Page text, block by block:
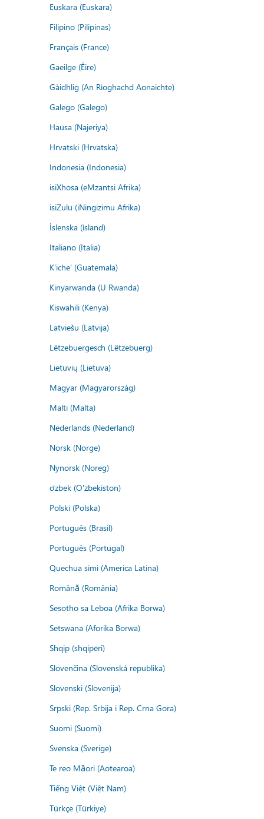
Euskara (Euskara)
Filipino (Pilipinas)
Français (France)
Gaeilge (Éire)
Gàidhlig (An Rìoghachd Aonaichte)
Galego (Galego)
Hausa (Najeriya)
Hrvatski (Hrvatska)
Indonesia (Indonesia)
isiXhosa (eMzantsi Afrika)
isiZulu (iNingizimu Afrika)
Íslenska (ísland)
Italiano (Italia)
K'iche' (Guatemala)
Kinyarwanda (U Rwanda)
Kiswahili (Kenya)
Latviešu (Latvija)
Lëtzebuergesch (Lëtzebuerg)
Lietuvių (Lietuva)
Magyar (Magyarország)
Malti (Malta)
Nederlands (Nederland)
Norsk (Norge)
Nynorsk (Noreg)
o'zbek (O'zbekiston)
Polski (Polska)
Português (Brasil)
Português (Portugal)
Quechua simi (America Latina)
Română (România)
Sesotho sa Leboa (Afrika Borwa)
Setswana (Aforika Borwa)
Shqip (shqipëri)
Slovenčina (Slovenská republika)
Slovenski (Slovenija)
Srpski (Rep. Srbija i Rep. Crna Gora)
Suomi (Suomi)
Svenska (Sverige)
Te reo Māori (Aotearoa)
Tiếng Việt (Việt Nam)
Türkçe (Türkiye)